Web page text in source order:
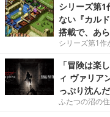
シリーズ第1
ない『カル
搭載で、あ
シリーズ第1作
「冒険は楽
ィ ヴァリア
っぷり沈ん
ふたつの沼の